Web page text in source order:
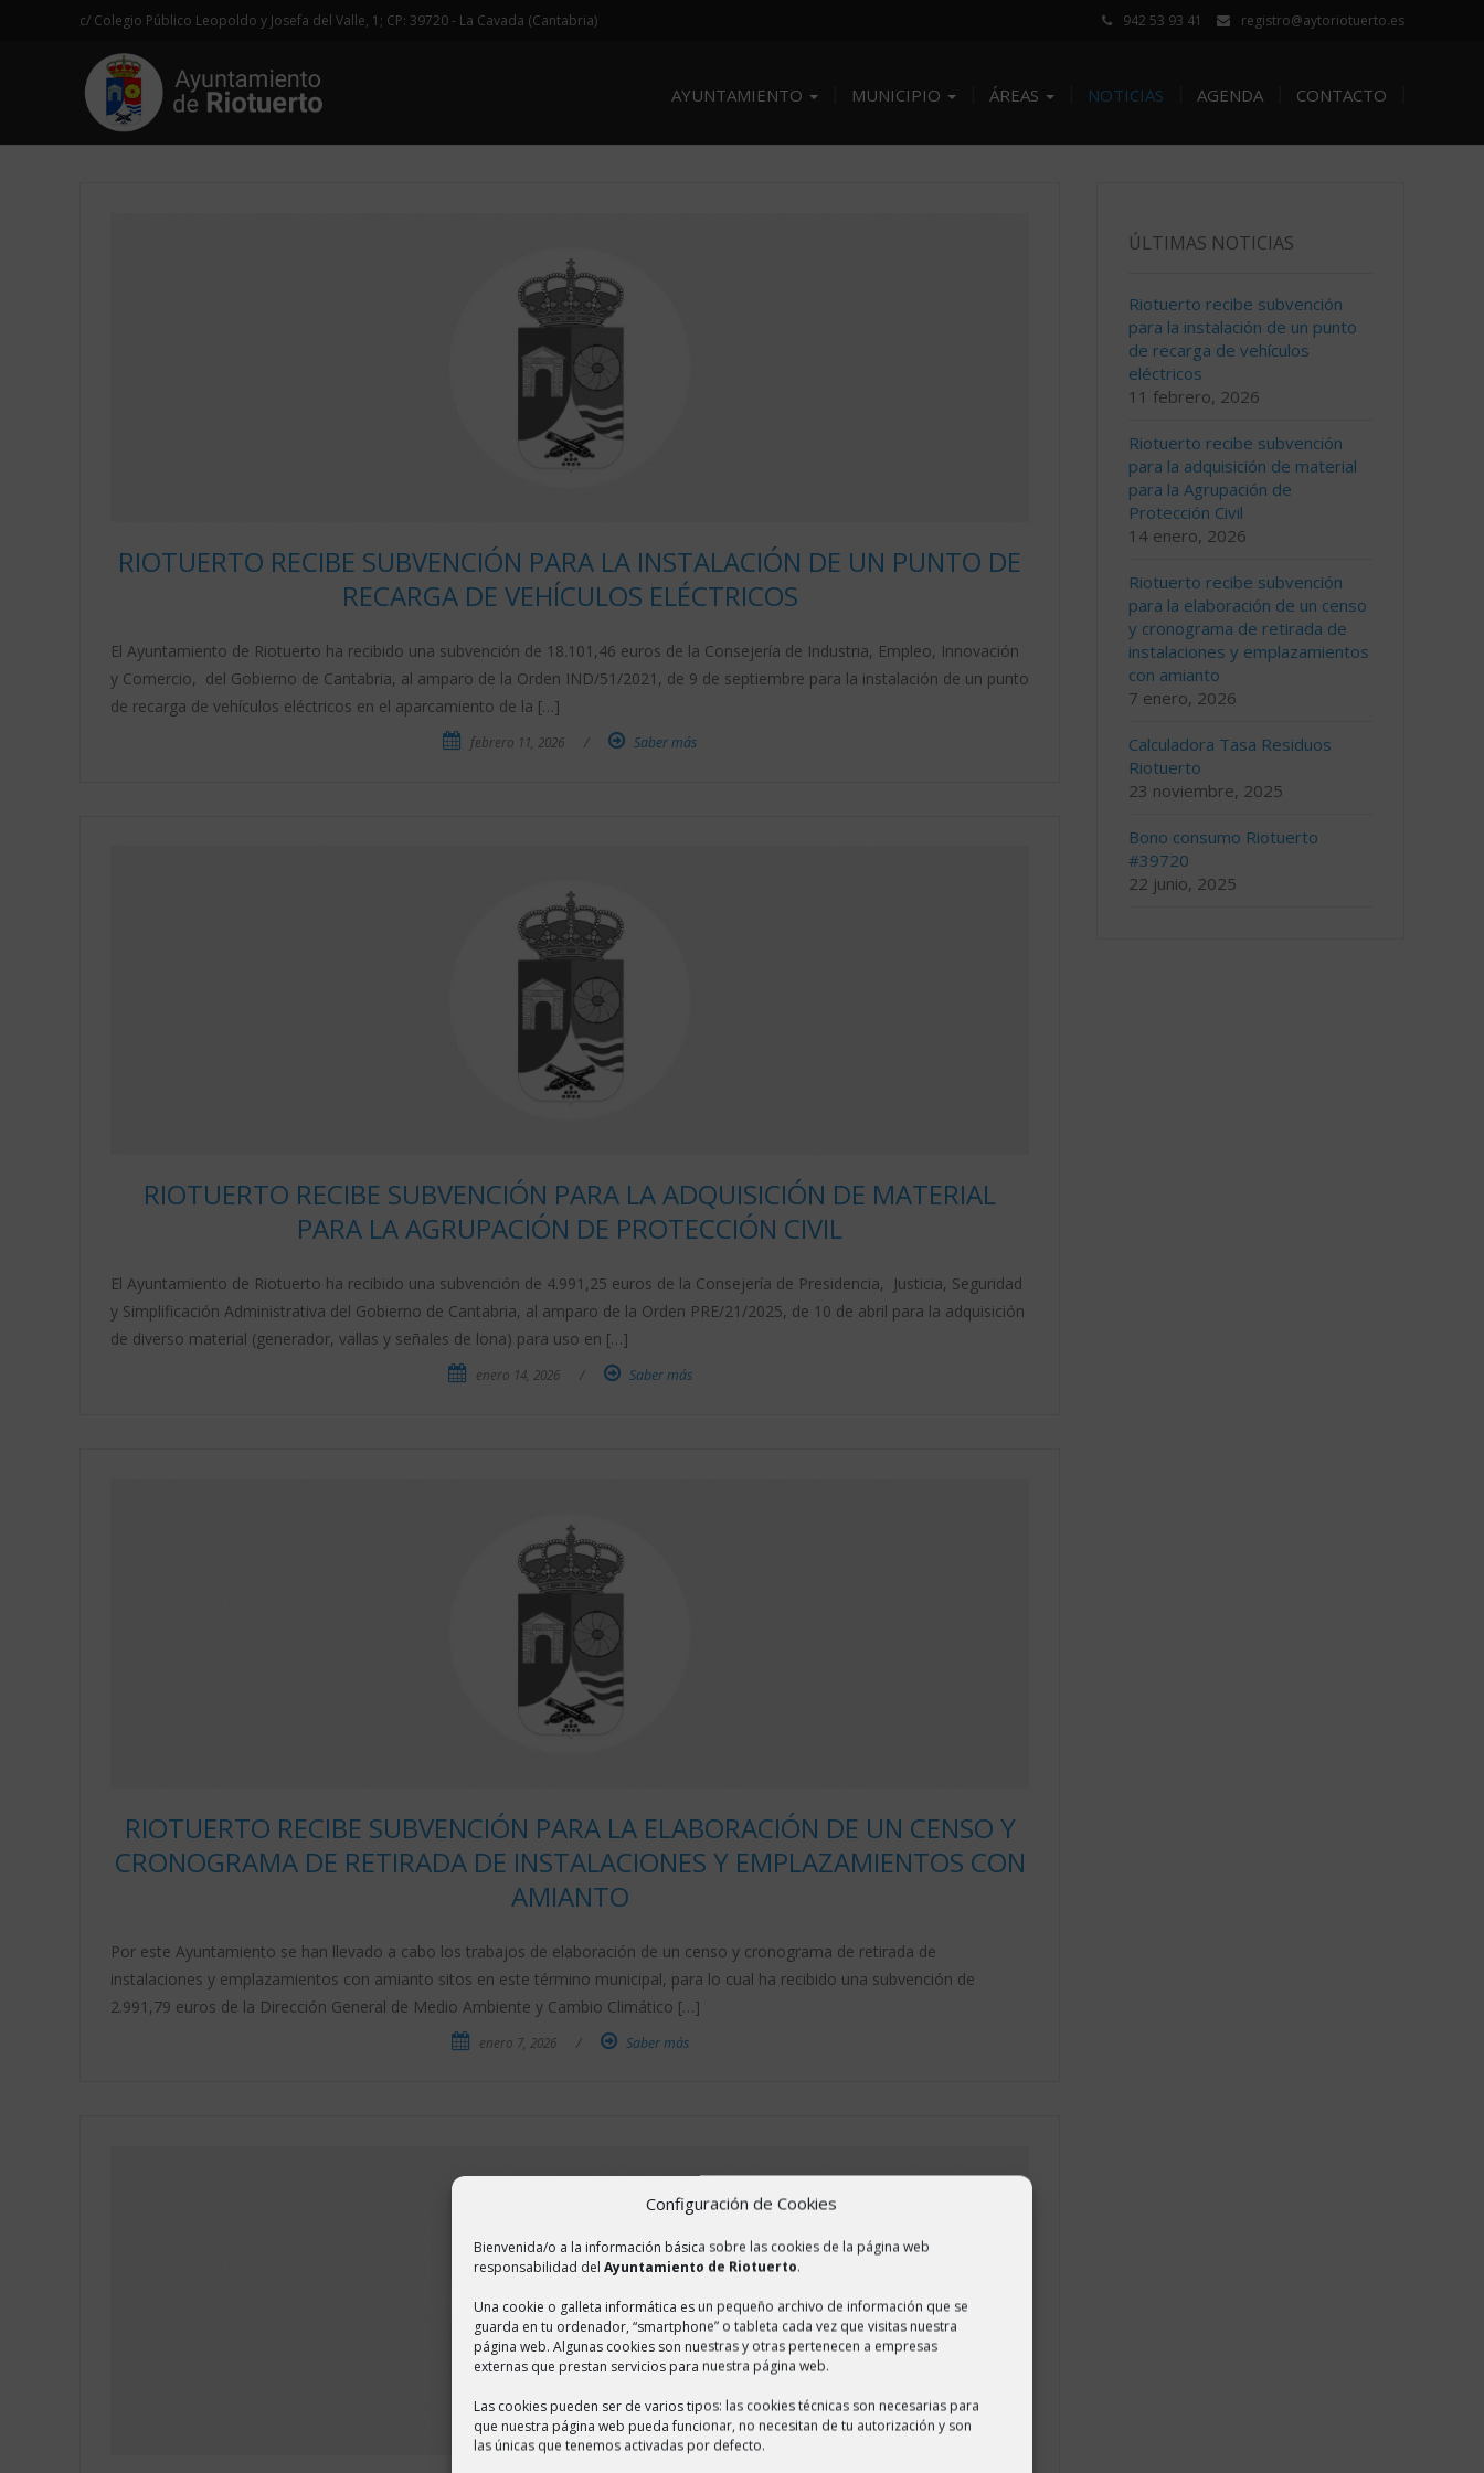
Configuración de Cookies
Bienvenida/o a la información básica sobre las cookies de la página web
responsabilidad del Ayuntamiento de Riotuerto.
Una cookie o galleta informática es un pequeño archivo de información que se
guarda en tu ordenador, “smartphone” o tableta cada vez que visitas nuestra
página web. Algunas cookies son nuestras y otras pertenecen a empresas
externas que prestan servicios para nuestra página web.
Las cookies pueden ser de varios tipos: las cookies técnicas son necesarias para
que nuestra página web pueda funcionar, no necesitan de tu autorización y son
las únicas que tenemos activadas por defecto.
c/ Colegio Público Leopoldo y Josefa del Valle, 1; CP: 39720 - La Cavada (Cantabria) 942 53 93 41 registro@aytoriotuerto.es
AYUNTAMIENTO MUNICIPIO ÁREAS NOTICIAS AGENDA CONTACTO
RIOTUERTO RECIBE SUBVENCIÓN PARA LA INSTALACIÓN DE UN PUNTO DE
RECARGA DE VEHÍCULOS ELÉCTRICOS
El Ayuntamiento de Riotuerto ha recibido una subvención de 18.101,46 euros de la Consejería de Industria, Empleo, Innovación
y Comercio, del Gobierno de Cantabria, al amparo de la Orden IND/51/2021, de 9 de septiembre para la instalación de un punto
de recarga de vehículos eléctricos en el aparcamiento de la […]
febrero 11, 2026 / Saber más
RIOTUERTO RECIBE SUBVENCIÓN PARA LA ADQUISICIÓN DE MATERIAL
PARA LA AGRUPACIÓN DE PROTECCIÓN CIVIL
El Ayuntamiento de Riotuerto ha recibido una subvención de 4.991,25 euros de la Consejería de Presidencia, Justicia, Seguridad
y Simplificación Administrativa del Gobierno de Cantabria, al amparo de la Orden PRE/21/2025, de 10 de abril para la adquisición
de diverso material (generador, vallas y señales de lona) para uso en […]
enero 14, 2026 / Saber más
RIOTUERTO RECIBE SUBVENCIÓN PARA LA ELABORACIÓN DE UN CENSO Y
CRONOGRAMA DE RETIRADA DE INSTALACIONES Y EMPLAZAMIENTOS CON
AMIANTO
Por este Ayuntamiento se han llevado a cabo los trabajos de elaboración de un censo y cronograma de retirada de
instalaciones y emplazamientos con amianto sitos en este término municipal, para lo cual ha recibido una subvención de
2.991,79 euros de la Dirección General de Medio Ambiente y Cambio Climático […]
enero 7, 2026 / Saber más
ÚLTIMAS NOTICIAS
Riotuerto recibe subvención
para la instalación de un punto
de recarga de vehículos
eléctricos
11 febrero, 2026
Riotuerto recibe subvención
para la adquisición de material
para la Agrupación de
Protección Civil
14 enero, 2026
Riotuerto recibe subvención
para la elaboración de un censo
y cronograma de retirada de
instalaciones y emplazamientos
con amianto
7 enero, 2026
Calculadora Tasa Residuos
Riotuerto
23 noviembre, 2025
Bono consumo Riotuerto
#39720
22 junio, 2025